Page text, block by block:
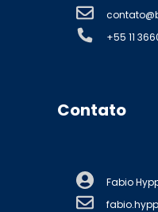
+55 11
Contato
Fabio